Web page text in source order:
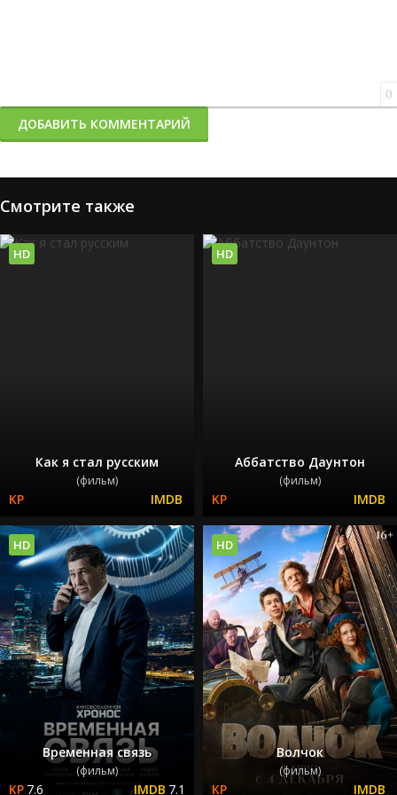
0
ДОБАВИТЬ КОММЕНТАРИЙ
Смотрите также
Как я стал русским
(фильм)
HD
Аббатство Даунтон
(фильм)
HD
Временная связь
(фильм)
7.6 7.1
HD
Волчок
(фильм)
HD